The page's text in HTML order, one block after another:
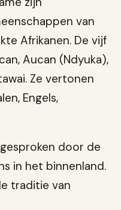
van
Afrikanen. De vijf
Aucan (Ndyuka),
Ze vertonen
Engels,
door de
in het binnenland.
traditie van